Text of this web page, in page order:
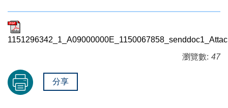
瀏覽數: 47
分享